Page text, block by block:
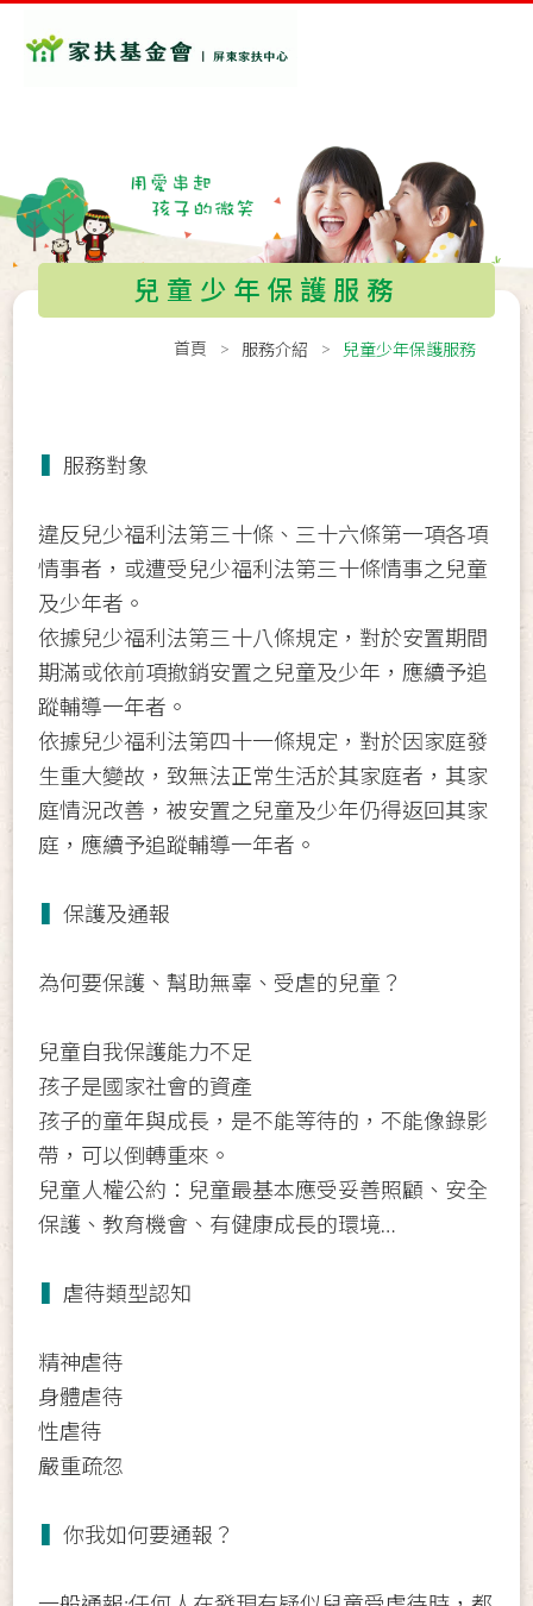
兒童少年保護服務
首頁 服務介紹 兒童少年保護服務
服務對象
違反兒少福利法第三十條、三十六條第一項各項
情事者，或遭受兒少福利法第三十條情事之兒童
及少年者。
依據兒少福利法第三十八條規定，對於安置期間
期滿或依前項撤銷安置之兒童及少年，應續予追
蹤輔導一年者。
依據兒少福利法第四十一條規定，對於因家庭發
生重大變故，致無法正常生活於其家庭者，其家
庭情況改善，被安置之兒童及少年仍得返回其家
庭，應續予追蹤輔導一年者。
▍保護及通報
為何要保護、幫助無辜、受虐的兒童？
兒童自我保護能力不足
孩子是國家社會的資產
孩子的童年與成長，是不能等待的，不能像錄影
帶，可以倒轉重來。
兒童人權公約：兒童最基本應受妥善照顧、安全
保護、教育機會、有健康成長的環境…
虐待類型認知
精神虐待
身體虐待
性虐待
嚴重疏忽
▍你我如何要通報？